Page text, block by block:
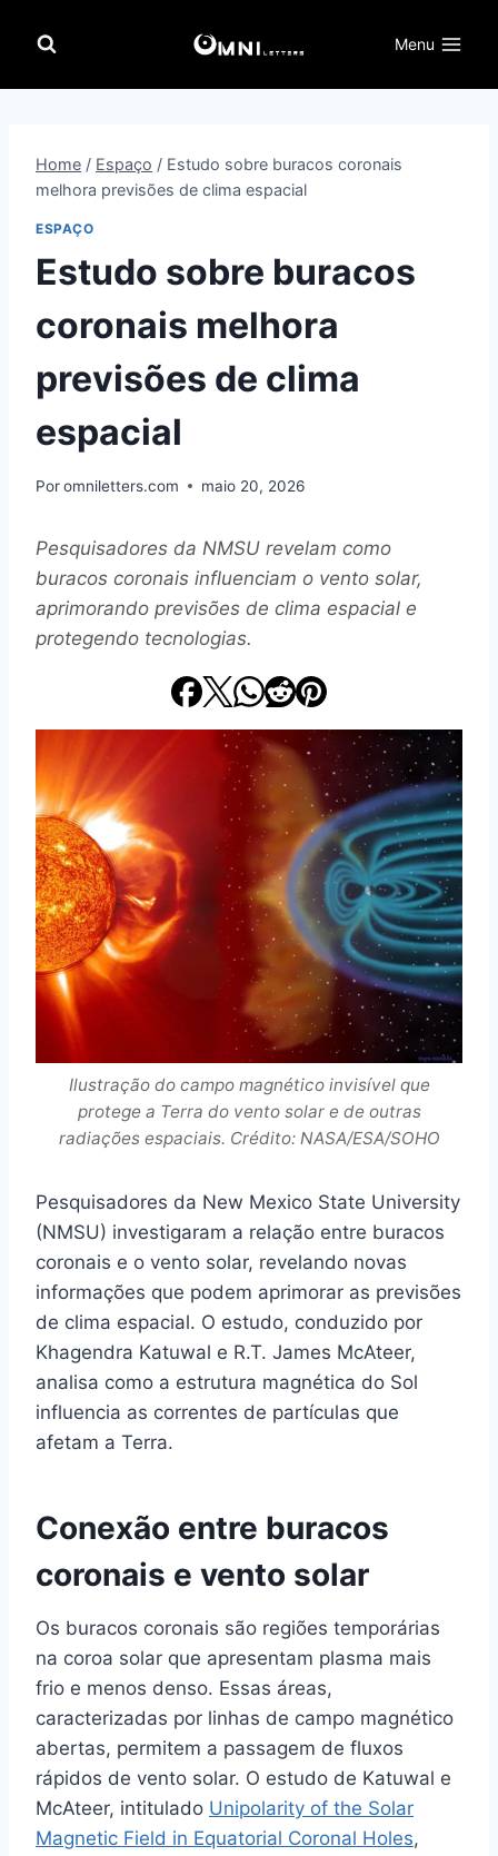
para
Menu
Home / Espaço / Estudo sobre buracos coronais
melhora previsões de clima espacial
ESPAÇO
Estudo sobre buracos
coronais melhora
previsões de clima
espacial
Poromniletters.com maio 20, 2026
Pesquisadores da NMSU revelam como
buracos coronais influenciam o vento solar,
aprimorando previsões de clima espacial e
protegendo tecnologias.
Ilustração do campo magnético invisível que
protege a Terra do vento solar e de outras
radiações espaciais. Crédito: NASA/ESA/SOHO
Pesquisadores da New Mexico State University
(NMSU) investigaram a relação entre buracos
coronais e o vento solar, revelando novas
informações que podem aprimorar as previsões
de clima espacial. O estudo, conduzido por
Khagendra Katuwal e R.T. James McAteer,
analisa como a estrutura magnética do Sol
influencia as correntes de partículas que
afetam a Terra.
Conexão entre buracos
coronais e vento solar
Os buracos coronais são regiões temporárias
na coroa solar que apresentam plasma mais
frio e menos denso. Essas áreas,
caracterizadas por linhas de campo magnético
abertas, permitem a passagem de fluxos
rápidos de vento solar. O estudo de Katuwal e
McAteer, intitulado Unipolarity of the Solar
Magnetic Field in Equatorial Coronal Holes,